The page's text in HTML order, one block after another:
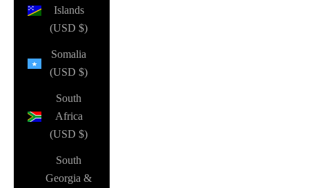
Islands
(USD $)
Somalia
(USD $)
South
Africa
(USD $)
South
Georgia &